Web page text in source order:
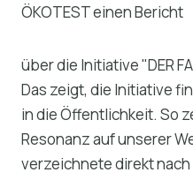
ÖKOTEST einen Bericht
über die Initiative "DER
Das zeigt, die Initiative
in die Öffentlichkeit. So
Resonanz auf unserer
verzeichnete direkt